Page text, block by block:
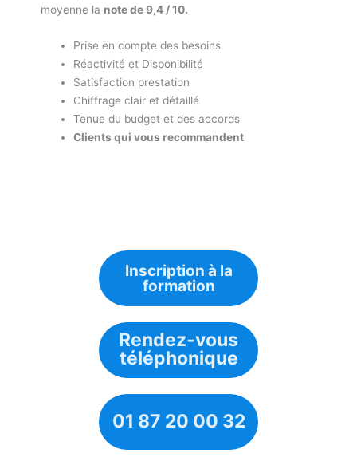
moyenne la note de 9,4 / 10.
Prise en compte des besoins
Réactivité et Disponibilité
Satisfaction prestation
Chiffrage clair et détaillé
Tenue du budget et des accords
Clients qui vous recommandent
Inscription à la
formation
Rendez-vous
téléphonique
01 87 20 00 32